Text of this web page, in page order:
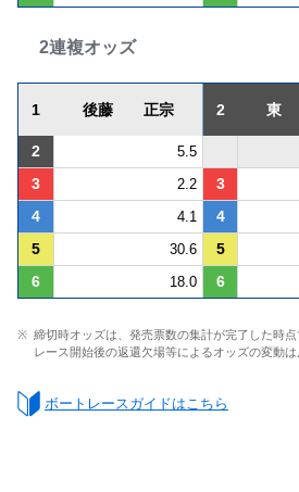
2連複オッズ
1 後藤 正宗 2 東
2 5.5
3 2.2 3
4 4.1 4
5 30.6 5
6 18.0 6
締切時オッズは、発売票数の集計が完了した時点
レース開始後の返還欠場等によるオッズの変動は
ボートレースガイドはこちら